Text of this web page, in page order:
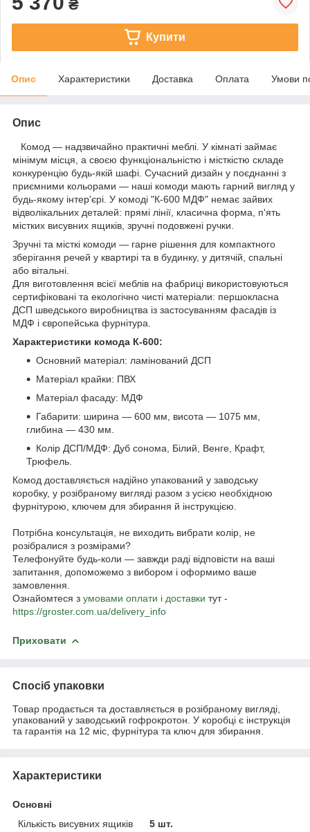
₴
Купити
Опис Характеристики Доставка Оплата Умови
Опис
Комод — надзвичайно практичні меблі. У кімнаті займає
мінімум місця, а своєю функціональністю і місткістю складе
конкуренцію будь-якій шафі. Сучасний дизайн у поєднанні з
приємними кольорами — наші комоди мають гарний вигляд у
будь-якому інтер'єрі. У комоді "К-600 МДФ" немає зайвих
відволікальних деталей: прямі лінії, класична форма, п'ять
містких висувних ящиків, зручні подовжені ручки.
Зручні та місткі комоди — гарне рішення для компактного
зберігання речей у квартирі та в будинку, у дитячій, спальні
або вітальні.
Для виготовлення всієї меблів на фабриці використовуються
сертифіковані та екологічно чисті матеріали: першокласна
ДСП шведського виробництва із застосуванням фасадів із
МДФ і європейська фурнітура.
Характеристики комода К-600:
Основний матеріал: ламінований ДСП
Матеріал крайки: ПВХ
Матеріал фасаду: МДФ
Габарити: ширина — 600 мм, висота — 1075 мм,
глибина — 430 мм.
Колір ДСП/МДФ: Дуб сонома, Білий, Венге, Крафт,
Трюфель.
Комод доставляється надійно упакований у заводську
коробку, у розібраному вигляді разом з усією необхідною
фурнітурою, ключем для збирання й інструкцією.
Потрібна консультація, не виходить вибрати колір, не
розібралися з розмірами?
Телефонуйте будь-коли — завжди раді відповісти на ваші
запитання, допоможемо з вибором і оформимо ваше
замовлення.
Ознайомтеся з умовами оплати і доставки тут -
https://groster.com.ua/delivery_info
Приховати
Спосіб упаковки
Товар продається та доставляється в розібраному вигляді,
упакований у заводський гофрокротон. У коробці є інструкція
та гарантія на 12 міс, фурнітура та ключ для збирання.
Характеристики
Основні
Кількість висувних ящиків
5 шт.